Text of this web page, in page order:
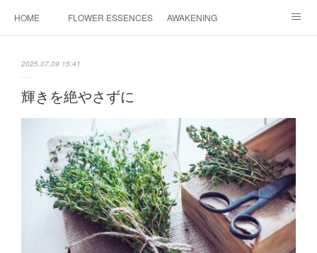
HOME FLOWER ESSENCES AWAKENING
INSTAGRAM
2025.07.09 15:41
輝きを絶やさずに